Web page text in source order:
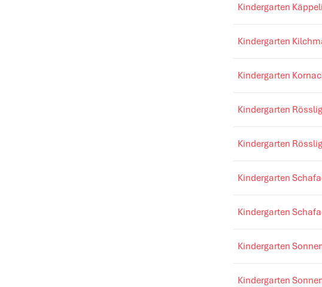
Kindergarten
Kindergarten
Kindergarten
Kindergarten
Kindergarten
Kindergarten
Kindergarten
Kindergarten
Kindergarten